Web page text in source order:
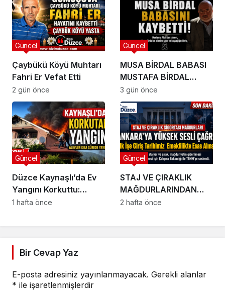
Çaybükü Köyü Muhtarı
Fahri Er Vefat Etti
Güncel
2 gün önce
MUSA BİRDAL BABASI
MUSTAFA BİRDAL
HAYATINI KAYBETTİ
Güncel
3 gün önce
Düzce Kaynaşlı’da Ev
Yangını Korkuttu:
Alevler Çatıyı Sardı!
Güncel
1 hafta önce
STAJ VE ÇIRAKLIK
MAĞDURLARINDAN
ANKARA’YA YÜKSEK
Güncel
2 hafta önce
Bir Cevap Yaz
E-posta adresiniz yayınlanmayacak. Gerekli alanlar
* ile işaretlenmişlerdir